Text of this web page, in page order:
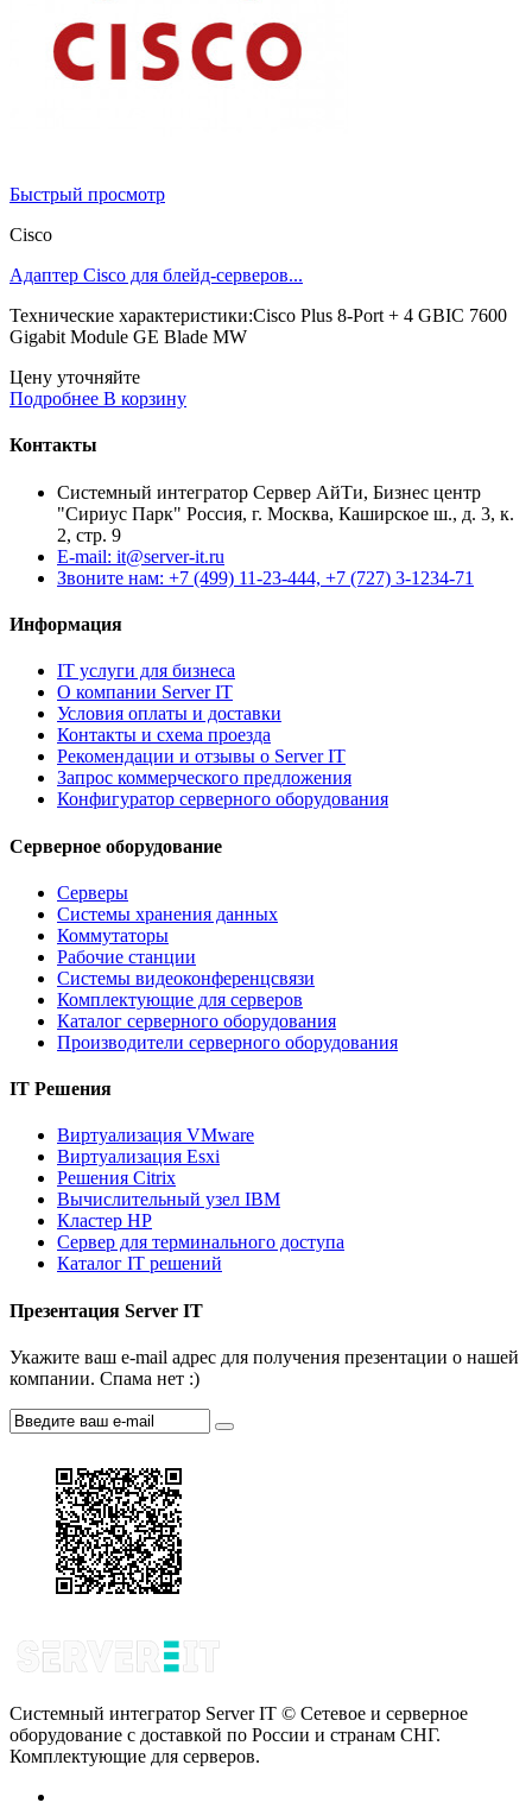
Быстрый просмотр
Cisco
Адаптер Cisco для блейд-серверов...
Технические характеристики:Cisco Plus 8-Port + 4 GBIC 7600
Gigabit Module GE Blade MW
Цену уточняйте
Подробнее В корзину
Контакты
Системный интегратор Сервер АйТи, Бизнес центр
"Сириус Парк" Россия, г. Москва, Каширское ш., д. 3, к.
2, стр. 9
E-mail: it@server-it.ru
Звоните нам: +7 (499) 11-23-444, +7 (727) 3-1234-71
Информация
IT услуги для бизнеса
О компании Server IT
Условия оплаты и доставки
Контакты и схема проезда
Рекомендации и отзывы о Server IT
Запрос коммерческого предложения
Конфигуратор серверного оборудования
Серверное оборудование
Серверы
Системы хранения данных
Коммутаторы
Рабочие станции
Системы видеоконференцсвязи
Комплектующие для серверов
Каталог серверного оборудования
Производители серверного оборудования
IT Решения
Виртуализация VMware
Виртуализация Esxi
Решения Citrix
Вычислительный узел IBM
Кластер HP
Сервер для терминального доступа
Каталог IT решений
Презентация Server IT
Укажите ваш e-mail адрес для получения презентации о нашей
компании. Спама нет :)
Системный интегратор Server IT © Сетевое и серверное
оборудование с доставкой по России и странам СНГ.
Комплектующие для серверов.